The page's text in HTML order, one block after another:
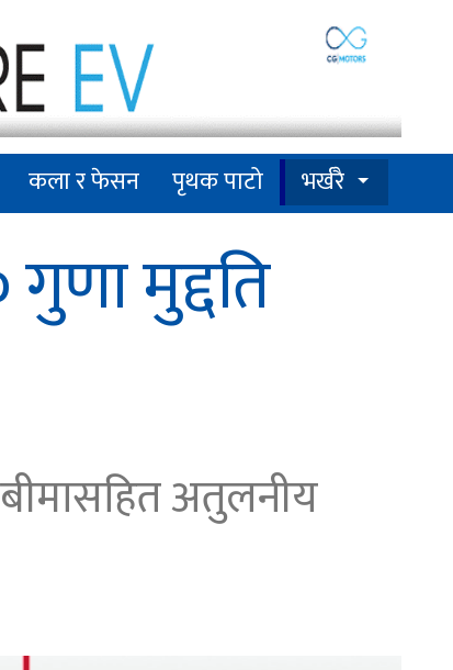
कला र फेसन पृथक पाटो भर्खरै
मुद्दति
अतुलनीय